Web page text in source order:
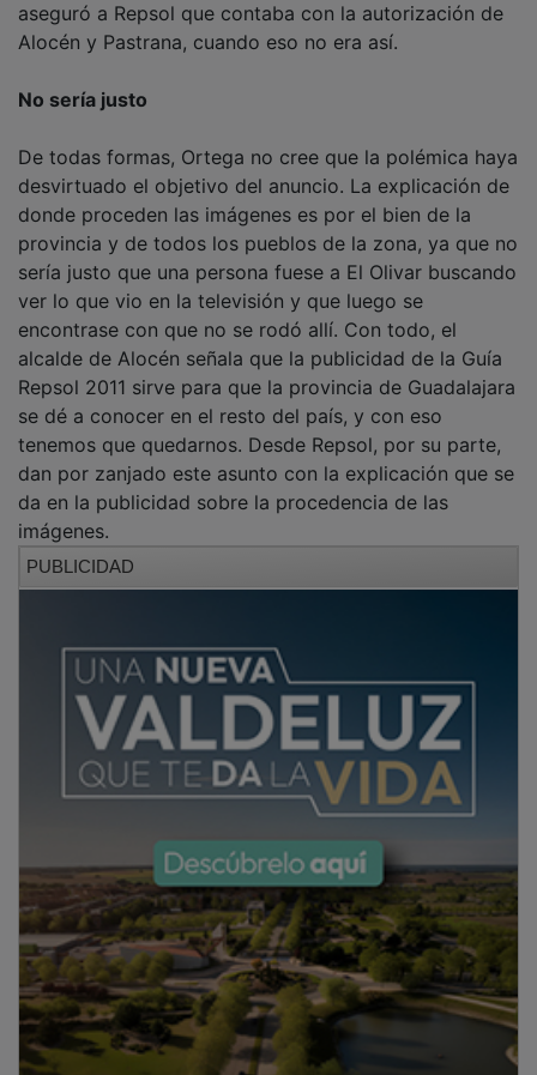
aseguró a Repsol que contaba con la autorización de
Alocén y Pastrana, cuando eso no era así.
No sería justo
De todas formas, Ortega no cree que la polémica haya
desvirtuado el objetivo del anuncio. La explicación de
donde proceden las imágenes es por el bien de la
provincia y de todos los pueblos de la zona, ya que no
sería justo que una persona fuese a El Olivar buscando
ver lo que vio en la televisión y que luego se
encontrase con que no se rodó allí. Con todo, el
alcalde de Alocén señala que la publicidad de la Guía
Repsol 2011 sirve para que la provincia de Guadalajara
se dé a conocer en el resto del país, y con eso
tenemos que quedarnos. Desde Repsol, por su parte,
dan por zanjado este asunto con la explicación que se
da en la publicidad sobre la procedencia de las
imágenes.
PUBLICIDAD